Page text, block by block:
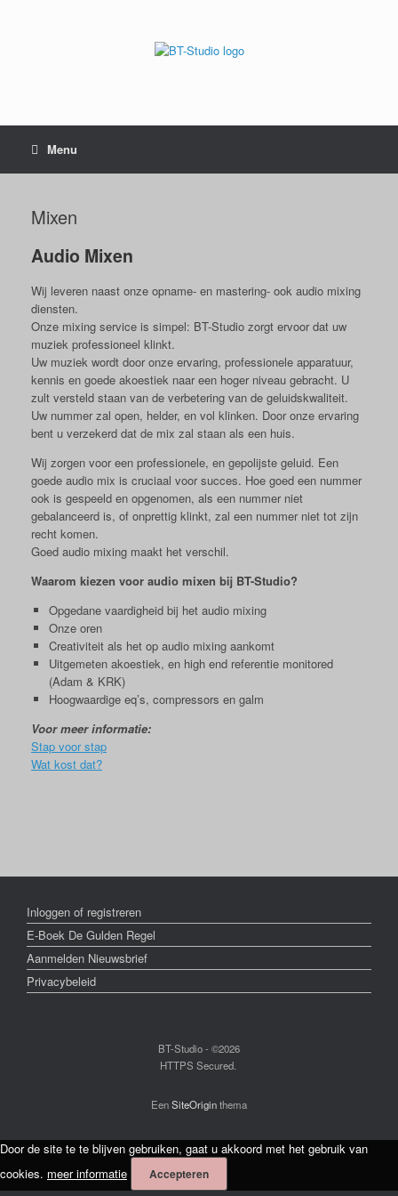
Menu
Mixen
Audio Mixen
Wij leveren naast onze opname- en mastering- ook audio mixing
diensten.
Onze mixing service is simpel: BT-Studio zorgt ervoor dat uw
muziek professioneel klinkt.
Uw muziek wordt door onze ervaring, professionele apparatuur,
kennis en goede akoestiek naar een hoger niveau gebracht. U
zult versteld staan van de verbetering van de geluidskwaliteit.
Uw nummer zal open, helder, en vol klinken. Door onze ervaring
bent u verzekerd dat de mix zal staan als een huis.
Wij zorgen voor een professionele, en gepolijste geluid. Een
goede audio mix is cruciaal voor succes. Hoe goed een nummer
ook is gespeeld en opgenomen, als een nummer niet
gebalanceerd is, of onprettig klinkt, zal een nummer niet tot zijn
recht komen.
Goed audio mixing maakt het verschil.
Waarom kiezen voor audio mixen bij BT-Studio?
Opgedane vaardigheid bij het audio mixing
Onze oren
Creativiteit als het op audio mixing aankomt
Uitgemeten akoestiek, en high end referentie monitored
(Adam & KRK)
Hoogwaardige eq’s, compressors en galm
Voor meer informatie:
Stap voor stap
Wat kost dat?
Inloggen of registreren
E-Boek De Gulden Regel
Aanmelden Nieuwsbrief
Privacybeleid
BT-Studio - ©2026
HTTPS Secured.
EenSiteOriginthema
Door de site te te blijven gebruiken, gaat u akkoord met het gebruik van
cookies. meer informatie Accepteren